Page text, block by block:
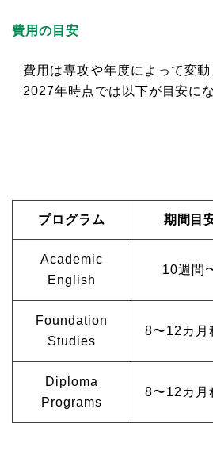
費用の目安
費用は専攻や年度によって変
2027年時点では以下が目安に
プログラム 期間目
Academic
English
10週間
Foundation
Studies
8〜12カ月
Diploma
Programs
8〜12カ月